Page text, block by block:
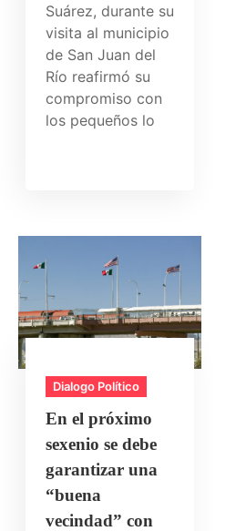
Suárez, durante su
visita al municipio
de San Juan del
Río reafirmó su
compromiso con
los pequeños lo
Dialogo Político
En el próximo
sexenio se debe
garantizar una
“buena
vecindad” con